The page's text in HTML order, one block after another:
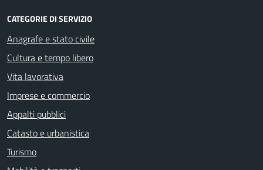
CATEGORIE DI SERVIZIO
Anagrafe e stato civile
Cultura e tempo libero
Vita lavorativa
Imprese e commercio
Appalti pubblici
Catasto e urbanistica
Turismo